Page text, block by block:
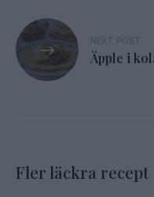
Äpple i
Fler läckra recept